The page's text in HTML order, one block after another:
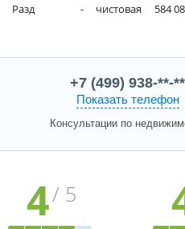
Разд - чистовая 584
+7 (499) 938-**-**
Показать телефон
Консультации по
4/ 5